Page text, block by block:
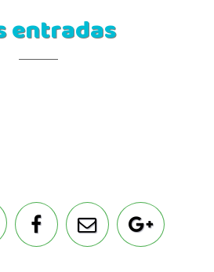
entradas